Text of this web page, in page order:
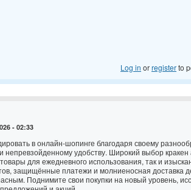
Log in orregisterto
- 02:33
в онлайн-шопинге благодаря своему
непревзойденному удобству. Широкий выбор кракен
для ежедневного использования, так и
защищённые платежи и молниеносная доставка
Поднимите свои покупки на новый уровень,